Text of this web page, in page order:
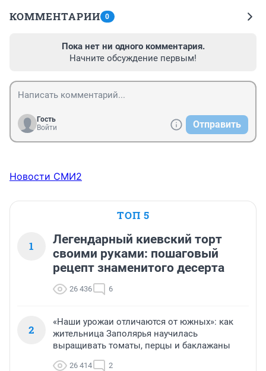
КОММЕНТАРИИ 0
Пока нет ни одного комментария.
Начните обсуждение первым!
Гость
Войти
Отправить
Новости СМИ2
ТОП 5
1
Легендарный киевский торт
своими руками: пошаговый
рецепт знаменитого десерта
26 436 6
2
«Наши урожаи отличаются от южных»: как
жительница Заполярья научилась
выращивать томаты, перцы и баклажаны
26 414 2